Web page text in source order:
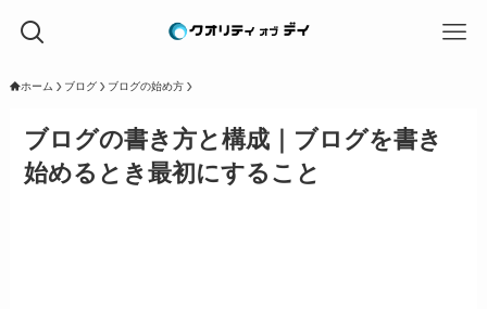
ホーム ブログ ブログの始め方
ブログの書き方と構成｜ブログを書き
始めるとき最初にすること